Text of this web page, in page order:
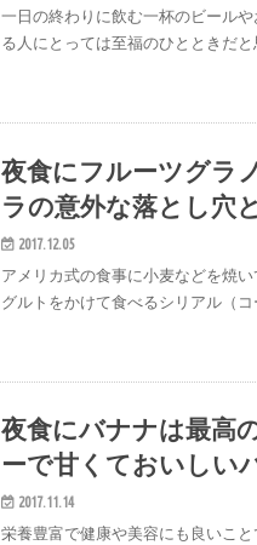
一日の終わりに飲む一杯のビール
る人にとっては至福のひとときだ
夜食にフルーツグラ
ラの意外な落とし穴
2017.12.05
アメリカ式の食事に小麦などを焼
グルトをかけて食べるシリアル（
夜食にバナナは最高
ーで甘くておいしい
2017.11.14
栄養豊富で健康や美容にも良いこ